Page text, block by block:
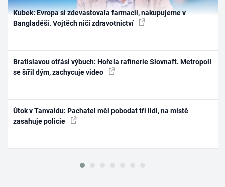
Kubek: Evropa si zdevastovala farmacii, nakupujeme v
Bangladéši. Vojtěch ničí zdravotnictví
Bratislavou otřásl výbuch: Hořela rafinerie Slovnaft. Metropolí
se šířil dým, zachycuje video
Útok v Tanvaldu: Pachatel měl pobodat tři lidi, na místě
zasahuje policie